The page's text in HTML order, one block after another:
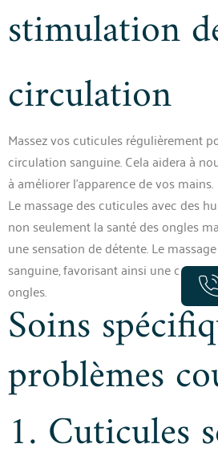
stimulation
circulation
Massez vos cuticules régulièrement
circulation sanguine. Cela aidera à
à améliorer l’apparence de vos mains.
Le massage des cuticules avec des
non seulement la santé des ongles
une sensation de détente. Le
sanguine, favorisant ainsi une
ongles.
Soins
problèmes
1. Cuticules